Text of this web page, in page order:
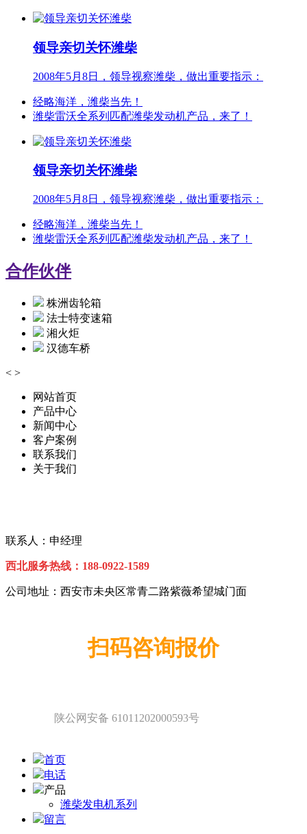
领导亲切关怀潍柴
2008年5月8日，领导视察潍柴，做出重要指示：
经略海洋，潍柴当先！
潍柴雷沃全系列匹配潍柴发动机产品，来了！
领导亲切关怀潍柴
2008年5月8日，领导视察潍柴，做出重要指示：
经略海洋，潍柴当先！
潍柴雷沃全系列匹配潍柴发动机产品，来了！
合作伙伴
株洲齿轮箱
法士特变速箱
湘火炬
汉德车桥
< >
网站首页
产品中心
新闻中心
客户案例
联系我们
关于我们
联系人：申经理
西北服务热线： 188-0922-1589
公司地址：西安市未央区常青二路紫薇希望城门面
扫码咨询报价
陕公网安备 61011202000593号
首页
电话
产品
潍柴发电机系列
留言